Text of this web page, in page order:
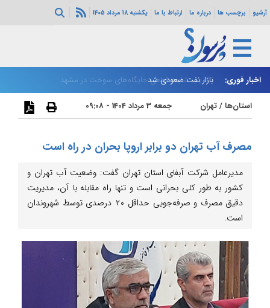
آرشیو برچسب ها درباره ما ارتباط با ما یکشنبه 18 مرداد 1405
اخبار فوری: تکذیب شایعه قطعی جایگاه‌های سوخت در مشهد
بازار نفت صعودی شد
استان‌ها /تهران جمعه 3 مرداد 1404 - 09:08
مصرف آب تهران دو برابر اروپا بحران در راه است
مدیرعامل شرکت آبفای استان تهران گفت: وضعیت آب تهران و
کشور به طور کلی بحرانی است و تنها راه مقابله با آن، مدیریت
دقیق مصرف و صرفه‌جویی حداقل ۲۰ درصدی توسط شهروندان
است.